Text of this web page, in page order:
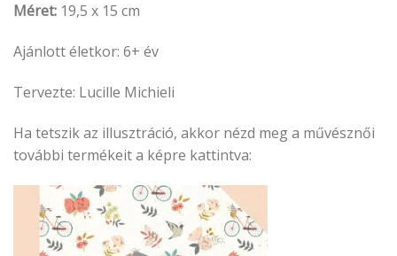
Méret: 19,5 x 15 cm
Ajánlott életkor: 6+ év
Tervezte: Lucille Michieli
Ha tetszik az illusztráció, akkor nézd meg a művésznői
további termékeit a képre kattintva: